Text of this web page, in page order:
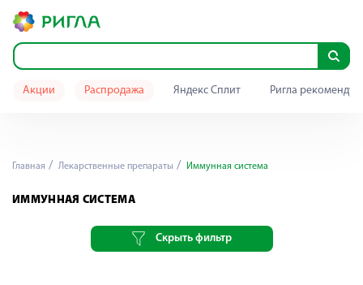
Акции Распродажа Яндекс Сплит Ригла
Главная Лекарственные препараты Иммунная система
ИММУННАЯ СИСТЕМА
Скрыть фильтр